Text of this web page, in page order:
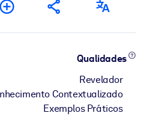
Qualidades
Revelador
Contextualizado
Exemplos Práticos